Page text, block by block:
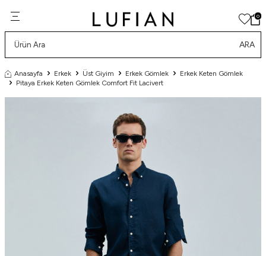
0
ARA
Anasayfa Erkek Üst Giyim Erkek Gömlek
Erkek Keten Gömlek
Pitaya Erkek Keten Gömlek Comfort Fit Lacivert